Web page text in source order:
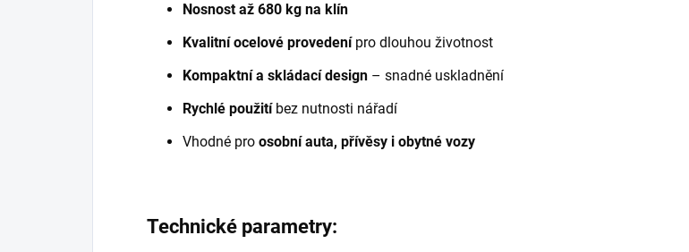
Nosnost až 680 kg na klín
Kvalitní ocelové provedenípro dlouhou životnost
Kompaktní a skládací design – snadné uskladnění
Rychlé použitíbez nutnosti nářadí
Vhodné pro osobní auta, přívěsy i obytné vozy
Technické parametry: